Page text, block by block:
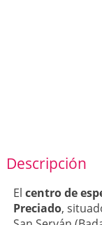
Descripción
El centro de
Preciado,